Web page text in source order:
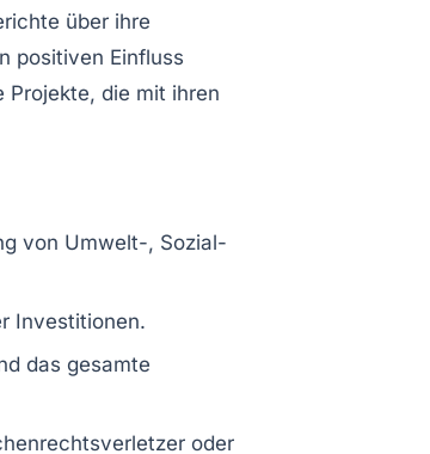
über ihre
positiven Einfluss
Projekte, die mit ihren
von Umwelt-, Sozial-
Investitionen.
das gesamte
oder